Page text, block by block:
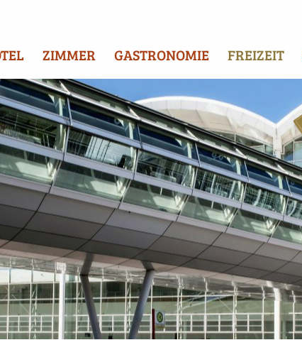
ZIMMER GASTRONOMIE FREIZEIT